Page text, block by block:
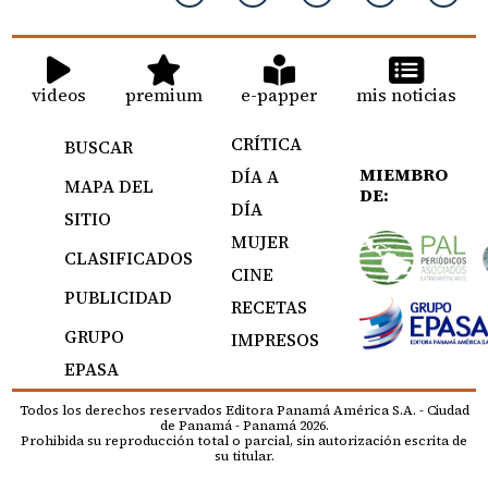
videos premium e-papper mis noticias
BUSCAR
MAPA DEL
SITIO
CLASIFICADOS
PUBLICIDAD
GRUPO
EPASA
CRÍTICA
DÍA A
DÍA
MUJER
CINE
RECETAS
IMPRESOS
MIEMBRO
DE:
Todos los derechos reservados Editora Panamá América S.A. - Ciudad
de Panamá - Panamá 2026.
Prohibida su reproducción total o parcial, sin autorización escrita de
su titular.